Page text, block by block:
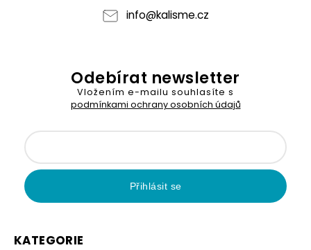
info@kalisme.cz
KATEGORIE
Odebírat newsletter
Vložením e-mailu souhlasíte s
podmínkami ochrany osobních údajů
Přihlásit se